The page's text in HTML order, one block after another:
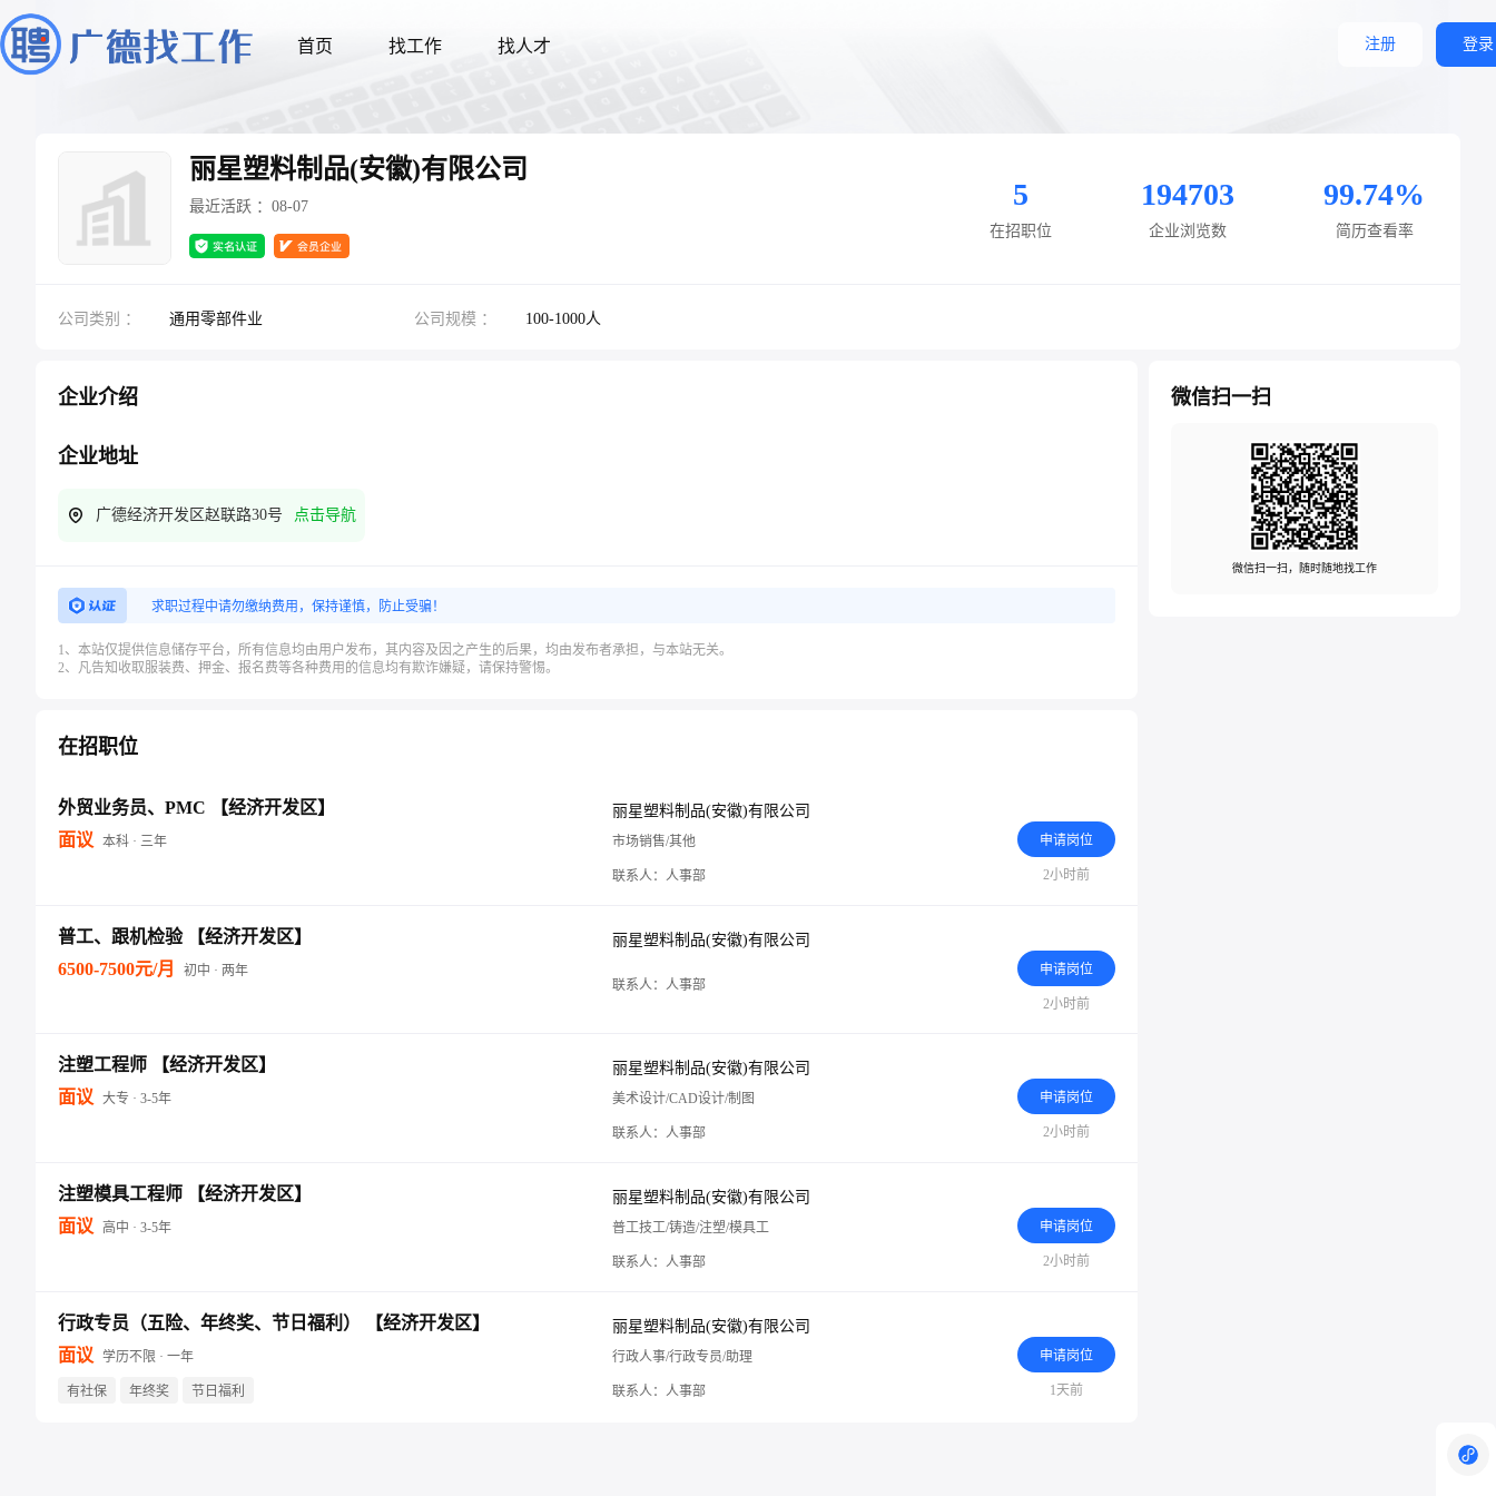
首页 找工作 找人才 注册 登录
丽星塑料制品(安徽)有限公司
最近活跃 ：08-07 5
在招职位
194703
企业浏览数
99.74%
简历查看率
公司类别 ： 通用零部件业 公司规模 ： 100-1000人
企业介绍
企业地址
广德经济开发区赵联路30号 点击导航
求职过程中请勿缴纳费用，保持谨慎，防止受骗！
1、本站仅提供信息储存平台，所有信息均由用户发布，其内容及因之产生的后果，均由发布者承担，与本站无关。
2、凡告知收取服装费、押金、报名费等各种费用的信息均有欺诈嫌疑，请保持警惕。
在招职位
外贸业务员、PMC 【经济开发区】
面议
本科 · 三年
丽星塑料制品(安徽)有限公司
市场销售/其他
联系人：人事部
申请岗位
2小时前
普工、跟机检验 【经济开发区】
6500-7500元/月
初中 · 两年
丽星塑料制品(安徽)有限公司
联系人：人事部
申请岗位
2小时前
注塑工程师 【经济开发区】
面议
大专 · 3-5年
丽星塑料制品(安徽)有限公司
美术设计/CAD设计/制图
联系人：人事部
申请岗位
2小时前
注塑模具工程师 【经济开发区】
面议
高中 · 3-5年
丽星塑料制品(安徽)有限公司
普工技工/铸造/注塑/模具工
联系人：人事部
申请岗位
2小时前
行政专员（五险、年终奖、节日福利） 【经济开发区】
面议
学历不限 · 一年
有社保 年终奖 节日福利
丽星塑料制品(安徽)有限公司
行政人事/行政专员/助理
联系人：人事部
申请岗位
1天前
微信扫一扫
微信扫一扫，随时随地找工作